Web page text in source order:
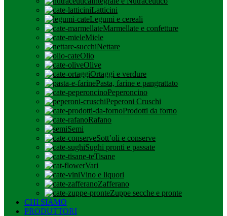
Latticini
Legumi e cereali
Marmellate e confetture
Miele
Nettare
Olio
Olive
Ortaggi e verdure
Pasta, farine e pangrattato
Peperoncino
Peperoni Cruschi
Prodotti da forno
Rafano
Semi
Sott’oli e conserve
Sughi pronti e passate
Tisane
Vari
Vino e liquori
Zafferano
Zuppe secche e pronte
CHI SIAMO
PRODUTTORI